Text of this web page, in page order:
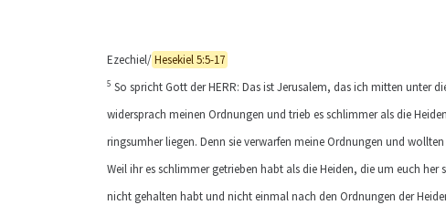
Ezechiel/Hesekiel 5:5-17
5 So spricht Gott der HERR: Das ist Jerusalem, das ich mitten unter
widersprach meinen Ordnungen und trieb es schlimmer als die
ringsumher liegen. Denn sie verwarfen meine Ordnungen und
Weil ihr es schlimmer getrieben habt als die Heiden, die um euch
nicht gehalten habt und nicht einmal nach den Ordnungen der